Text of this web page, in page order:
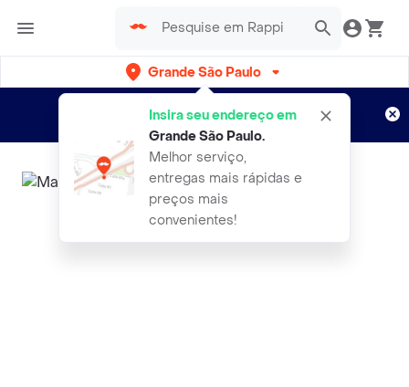
Grande São Paulo
Insira seu endereço em
Grande São Paulo.
Melhor serviço,
entregas mais rápidas e
preços mais
convenientes!
Entregas grátis por 15 dias!
Aplicam T&C